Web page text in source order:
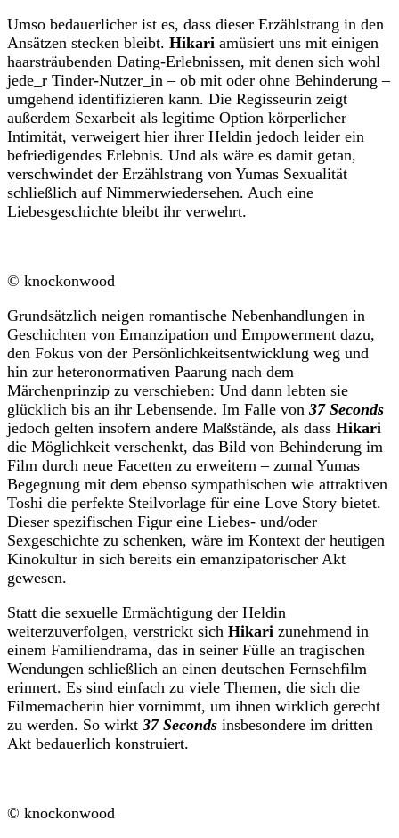
Umso bedauerlicher ist es, dass dieser Erzählstrang in den
Ansätzen stecken bleibt. Hikari amüsiert uns mit einigen
haarsträubenden Dating-Erlebnissen, mit denen sich wohl
jede_r Tinder-Nutzer_in – ob mit oder ohne Behinderung –
umgehend identifizieren kann. Die Regisseurin zeigt
außerdem Sexarbeit als legitime Option körperlicher
Intimität, verweigert hier ihrer Heldin jedoch leider ein
befriedigendes Erlebnis. Und als wäre es damit getan,
verschwindet der Erzählstrang von Yumas Sexualität
schließlich auf Nimmerwiedersehen. Auch eine
Liebesgeschichte bleibt ihr verwehrt.
© knockonwood
Grundsätzlich neigen romantische Nebenhandlungen in
Geschichten von Emanzipation und Empowerment dazu,
den Fokus von der Persönlichkeitsentwicklung weg und
hin zur heteronormativen Paarung nach dem
Märchenprinzip zu verschieben: Und dann lebten sie
glücklich bis an ihr Lebensende. Im Falle von 37 Seconds
jedoch gelten insofern andere Maßstände, als dass Hikari
die Möglichkeit verschenkt, das Bild von Behinderung im
Film durch neue Facetten zu erweitern – zumal Yumas
Begegnung mit dem ebenso sympathischen wie attraktiven
Toshi die perfekte Steilvorlage für eine Love Story bietet.
Dieser spezifischen Figur eine Liebes- und/oder
Sexgeschichte zu schenken, wäre im Kontext der heutigen
Kinokultur in sich bereits ein emanzipatorischer Akt
gewesen.
Statt die sexuelle Ermächtigung der Heldin
weiterzuverfolgen, verstrickt sich Hikari zunehmend in
einem Familiendrama, das in seiner Fülle an tragischen
Wendungen schließlich an einen deutschen Fernsehfilm
erinnert. Es sind einfach zu viele Themen, die sich die
Filmemacherin hier vornimmt, um ihnen wirklich gerecht
zu werden. So wirkt 37 Seconds insbesondere im dritten
Akt bedauerlich konstruiert.
© knockonwood